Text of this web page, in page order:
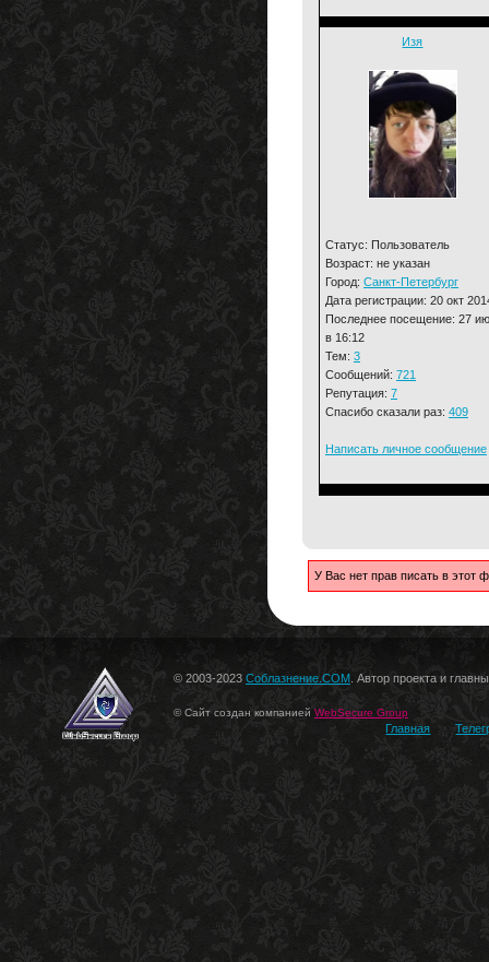
Изя
Статус: Пользователь
Возраст: не указан
Город: Санкт-Петербург
Дата регистрации: 20 окт
Последнее посещение: 27
в 16:12
Тем: 3
Сообщений: 721
Репутация: 7
Спасибо сказали раз: 409
Написать личное сообщение
У Вас нет прав писать в этот
© 2003-2023 Соблазнение.COM . Автор проекта и
© Сайт создан компанией WebSecure Group
Главная